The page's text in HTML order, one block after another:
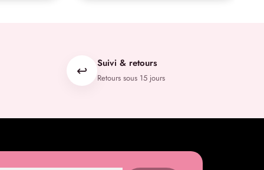
↩️ Suivi & retours
Retours sous 15 jours